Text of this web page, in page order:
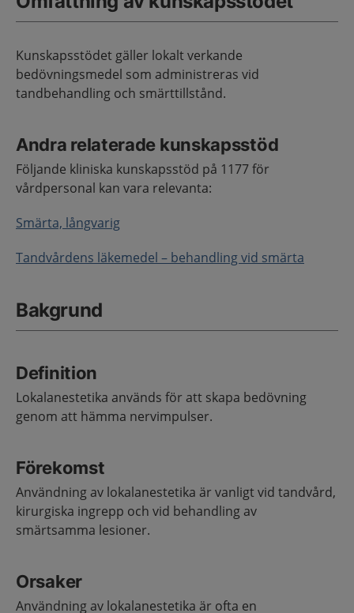
Kunskapsstödet gäller lokalt verkande
bedövningsmedel som administreras vid
tandbehandling och smärttillstånd.
Andra relaterade kunskapsstöd
Följande kliniska kunskapsstöd på 1177 för
vårdpersonal kan vara relevanta:
Smärta, långvarig
Tandvårdens läkemedel – behandling vid smärta
Bakgrund
Definition
Lokalanestetika används för att skapa bedövning
genom att hämma nervimpulser.
Förekomst
Användning av lokalanestetika är vanligt vid tandvård,
kirurgiska ingrepp och vid behandling av
smärtsamma lesioner.
Orsaker
Användning av lokalanestetika är ofta en